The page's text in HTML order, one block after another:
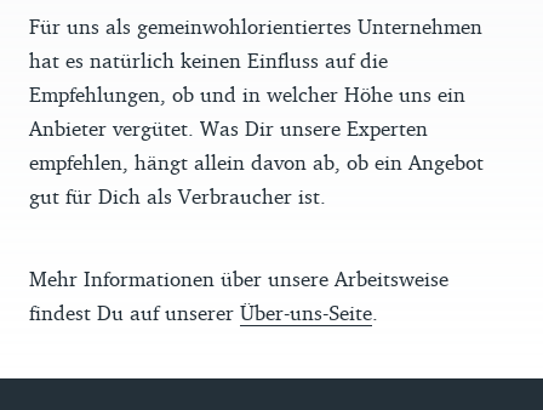
Für uns als gemeinwohlorientiertes Unternehmen
hat es natürlich keinen Einfluss auf die
Empfehlungen, ob und in welcher Höhe uns ein
Anbieter vergütet. Was Dir unsere Experten
empfehlen, hängt allein davon ab, ob ein Angebot
gut für Dich als Verbraucher ist.
Mehr Informationen über unsere Arbeitsweise
findest Du auf unserer Über-uns-Seite